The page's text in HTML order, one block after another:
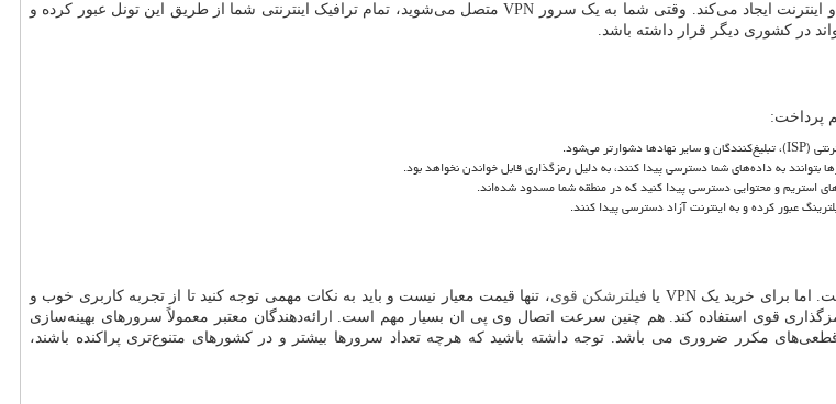
ایجاد می‌کند. وقتی شما به یک سرور VPNمتصل می‌شوید، تمام ترافیک اینترنتی شما از طریق این تونل عبور کرده و
در کشوری دیگر قرار داشته باشد.
پرداخت:
(
ISP)، تبلیغ‌کنندگان و سایر نهادها دشوارتر می‌شود.
بتوانند به داده‌های شما دسترسی پیدا کنند، به دلیل رمزگذاری قابل خواندن نخواهد بود.
استریم و محتوایی دسترسی پیدا کنید که در منطقه شما مسدود شده‌اند.
عبور کرده و به اینترنت آزاد دسترسی پیدا کنند.
اما برای خرید یکVPN یا فیلترشکن قوی، تنها قیمت معیار نیست و باید به نکات مهمی توجه کنید تا از تجربه کاربری خوب و
قوی استفاده کند. هم چنین سرعت اتصال وی پی ان بسیار مهم است. ارائه‌دهندگان معتبر معمولاً سرورهای بهینه‌سازی
مکرر ضروری می باشد. توجه داشته باشید که هرچه تعداد سرورها بیشتر و در کشورهای متنوع‌تری پراکنده باشند،